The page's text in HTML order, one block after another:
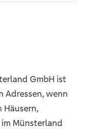
GmbH ist
Adressen, wenn
Häusern,
Münsterland